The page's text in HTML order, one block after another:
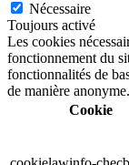
Nécessaire
Toujours activé
Les cookies
fonctionnement du
fonctionnalités de
de manière anonyme.
Cookie